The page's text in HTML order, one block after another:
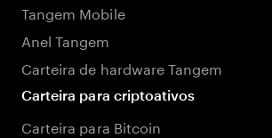
Tangem Mobile
Anel Tangem
Carteira de hardware Tangem
Carteira para criptoativos
Carteira para Bitcoin